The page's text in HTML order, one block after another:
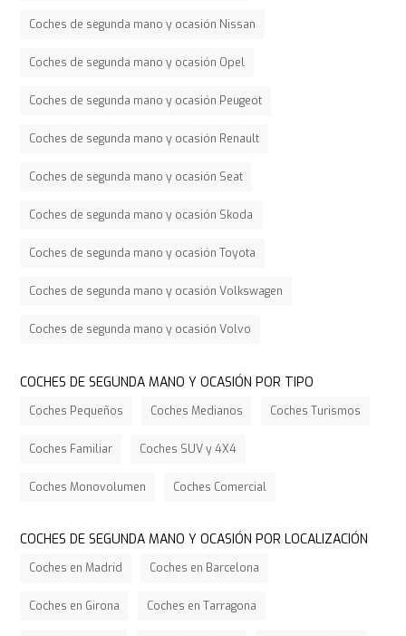
Coches de segunda mano y ocasión Nissan
Coches de segunda mano y ocasión Opel
Coches de segunda mano y ocasión Peugeot
Coches de segunda mano y ocasión Renault
Coches de segunda mano y ocasión Seat
Coches de segunda mano y ocasión Skoda
Coches de segunda mano y ocasión Toyota
Coches de segunda mano y ocasión Volkswagen
Coches de segunda mano y ocasión Volvo
COCHES DE SEGUNDA MANO Y OCASIÓN POR TIPO
Coches Pequeños Coches Medianos Coches Turismos
Coches Familiar Coches SUV y 4X4
Coches Monovolumen Coches Comercial
COCHES DE SEGUNDA MANO Y OCASIÓN POR LOCALIZACIÓN
Coches en Madrid Coches en Barcelona
Coches en Girona Coches en Tarragona